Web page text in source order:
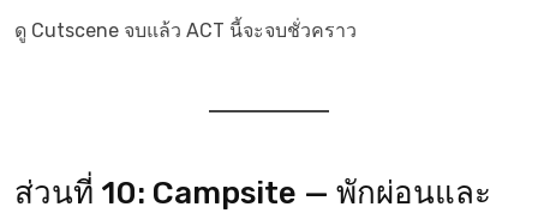
ดู Cutscene จบแล้ว ACT นี้จะจบชั่วคราว
ส่วนที่ 10: Campsite — พักผ่อนและ